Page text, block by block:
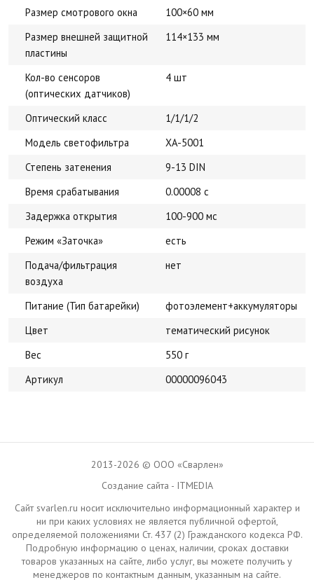
Размер смотрового окна
100×60 мм
Размер внешней защитной
пластины
114×133 мм
Кол-во сенсоров
(оптических датчиков)
4 шт
Оптический класс
1/1/1/2
Модель светофильтра
XA-5001
Степень затенения
9-13 DIN
Время срабатывания
0.00008 с
Задержка открытия
100-900 мс
Режим «Заточка»
есть
Подача/фильтрация
воздуха
нет
Питание (Тип батарейки)
фотоэлемент+аккумуляторы
Цвет
тематический рисунок
Вес
550 г
Артикул
00000096043
2013-2026 © ООО «Сварлен»
Создание сайта - ITMEDIA
Сайт svarlen.ru носит исключительно информационный характер и
ни при каких условиях не является публичной офертой,
определяемой положениями Ст. 437 (2) Гражданского кодекса РФ.
Подробную информацию о ценах, наличии, сроках доставки
товаров указанных на сайте, либо услуг, вы можете получить у
менеджеров по контактным данным, указанным на сайте.